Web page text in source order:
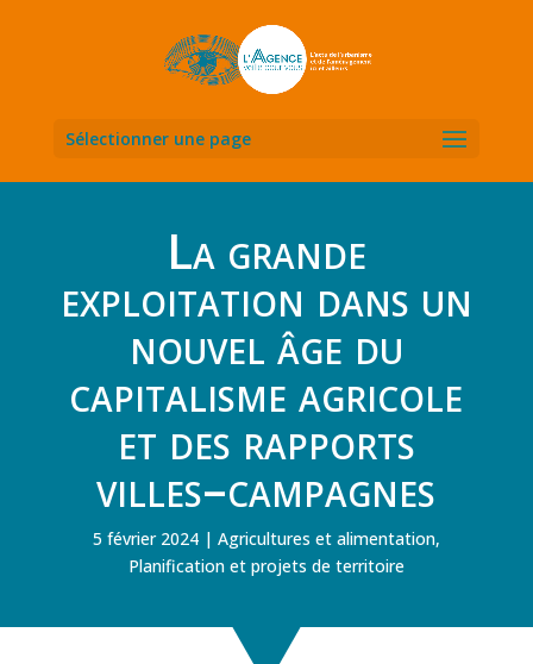
Sélectionner une page
La grande
exploitation dans un
nouvel âge du
capitalisme agricole
et des rapports
villes–campagnes
5 février 2024 Agricultures et alimentation,
Planification et projets de territoire